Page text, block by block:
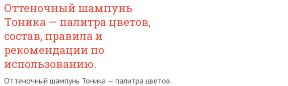
Оттеночный шампунь
Тоника — палитра цветов,
состав, правила и
рекомендации по
использованию.
Оттеночный шампунь Тоника — палитра цветов